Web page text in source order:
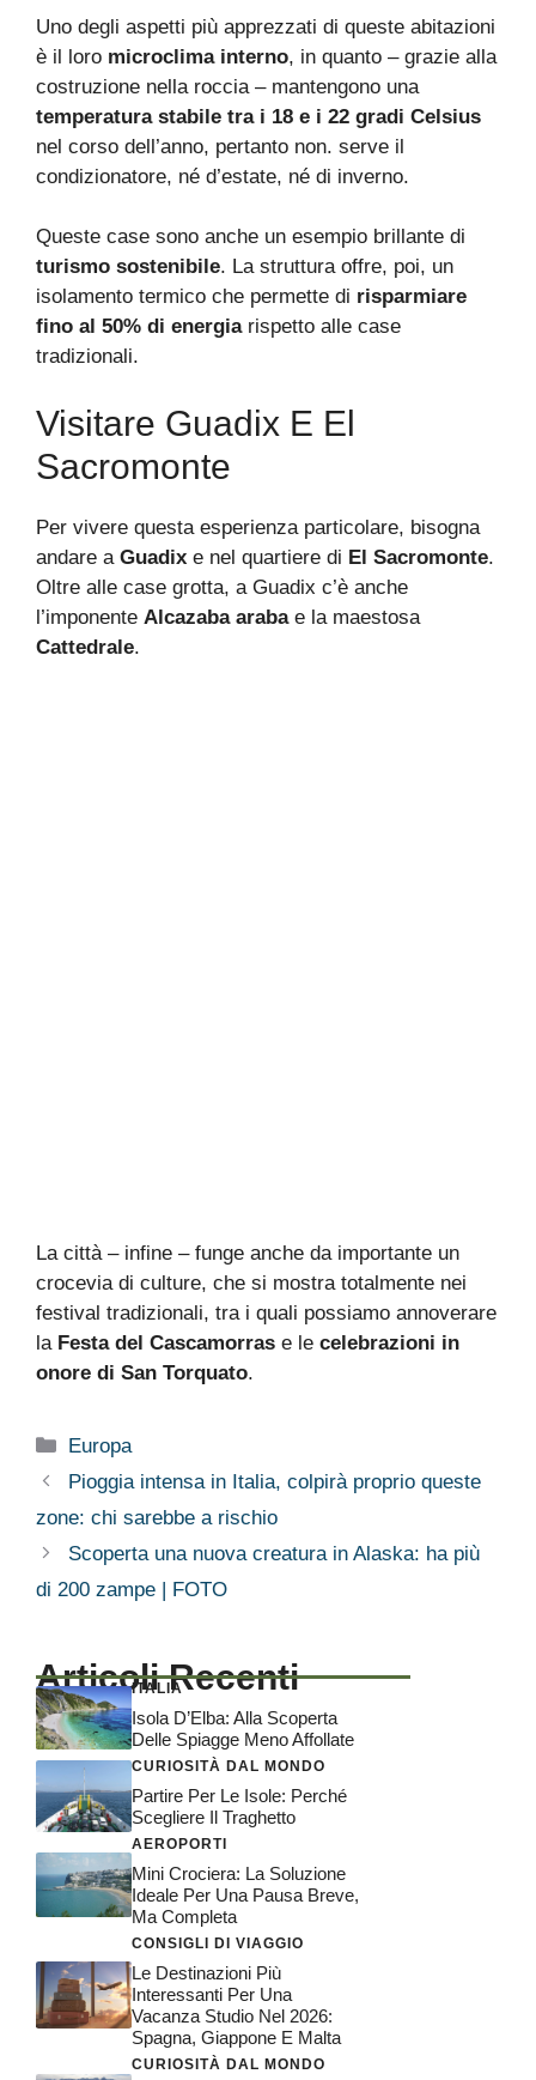
Uno degli aspetti più apprezzati di queste abitazioni
è il loro microclima interno, in quanto – grazie alla
costruzione nella roccia – mantengono una
temperatura stabile tra i 18 e i 22 gradi Celsius
nel corso dell’anno, pertanto non. serve il
condizionatore, né d’estate, né di inverno.
Queste case sono anche un esempio brillante di
turismo sostenibile. La struttura offre, poi, un
isolamento termico che permette di risparmiare
fino al 50% di energiarispetto alle case
tradizionali.
Visitare Guadix E El
Sacromonte
Per vivere questa esperienza particolare, bisogna
andare a Guadix e nel quartiere di El Sacromonte.
Oltre alle case grotta, a Guadix c’è anche
l’imponente Alcazaba arabae la maestosa
Cattedrale.
La città – infine – funge anche da importante un
crocevia di culture, che si mostra totalmente nei
festival tradizionali, tra i quali possiamo annoverare
la Festa del Cascamorras e le celebrazioni in
onore di San Torquato.
Categorie
Europa
Pioggia intensa in Italia, colpirà proprio queste
zone: chi sarebbe a rischio
Scoperta una nuova creatura in Alaska: ha più
di 200 zampe | FOTO
Articoli Recenti
ITALIA
Isola D’Elba: Alla Scoperta
Delle Spiagge Meno Affollate
CURIOSITÀ DAL MONDO
Partire Per Le Isole: Perché
Scegliere Il Traghetto
AEROPORTI
Mini Crociera: La Soluzione
Ideale Per Una Pausa Breve,
Ma Completa
CONSIGLI DI VIAGGIO
Le Destinazioni Più
Interessanti Per Una
Vacanza Studio Nel 2026:
Spagna, Giappone E Malta
CURIOSITÀ DAL MONDO